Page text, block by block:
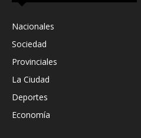
Nacionales
Sociedad
Provinciales
La Ciudad
Deportes
Economía